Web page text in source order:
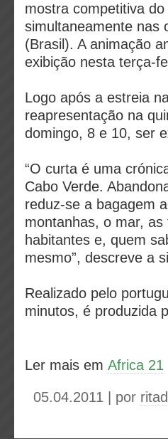
mostra competitiva
simultaneamente nas
(Brasil). A animação
exibição nesta terça-
Logo após a estreia
reapresentação na
domingo, 8 e 10, ser
“O curta é uma
Cabo Verde.
reduz-se a bagagem
montanhas, o mar,
habitantes e, quem
mesmo”, descreve a
Realizado pelo
minutos, é produzida
Ler mais em Africa 21
05.04.2011 | por